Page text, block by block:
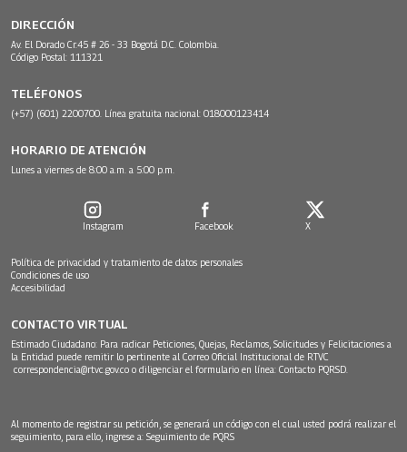
DIRECCIÓN
Av. El Dorado Cr.45 # 26 - 33 Bogotá D.C. Colombia.
Código Postal: 111321
TELÉFONOS
(+57) (601) 2200700. Línea gratuita nacional: 018000123414
HORARIO DE ATENCIÓN
Lunes a viernes de 8:00 a.m. a 5:00 p.m.
Instagram Facebook X
Política de privacidad y tratamiento de datos personales
Condiciones de uso
Accesibilidad
CONTACTO VIRTUAL
Estimado Ciudadano: Para radicar Peticiones, Quejas, Reclamos, Solicitudes y Felicitaciones a
la Entidad puede remitir lo pertinente al Correo Oficial Institucional de RTVC
correspondencia@rtvc.gov.co o diligenciar el formulario en línea: Contacto PQRSD.
Al momento de registrar su petición, se generará un código con el cual usted podrá realizar el
seguimiento, para ello, ingrese a: Seguimiento de PQRS